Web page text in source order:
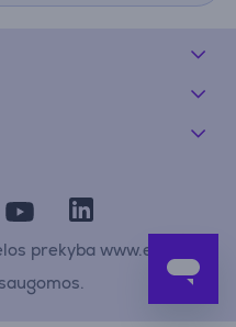
prekyba www.elesen.lt